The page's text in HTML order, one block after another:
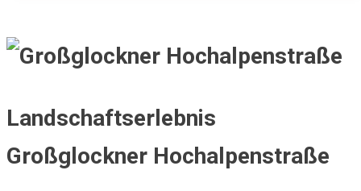
Landschaftserlebnis
Großglockner Hochalpenstraße